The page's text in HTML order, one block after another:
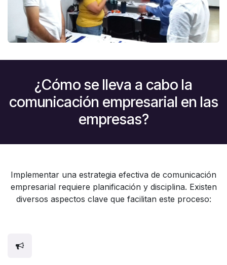
¿Cómo se lleva a cabo la
comunicación empresarial en las
empresas?
Implementar una estrategia efectiva de comunicación
empresarial requiere planificación y disciplina. Existen
diversos aspectos clave que facilitan este proceso: